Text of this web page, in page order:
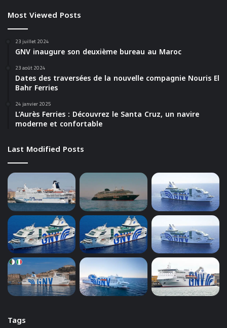
Most Viewed Posts
23 juillet 2024
GNV inaugure son deuxième bureau au Maroc
23 août 2024
Dates des traversées de la nouvelle compagnie Nouris El
Bahr Ferries
24 janvier 2025
L’Aurès Ferries : Découvrez le Santa Cruz, un navire
moderne et confortable
Last Modified Posts
Tags